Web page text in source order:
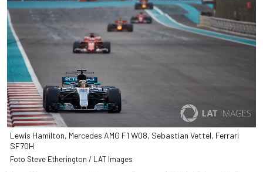
Lewis Hamilton, Mercedes AMG F1 W08, Sebastian Vettel, Ferrari
SF70H
Foto Steve Etherington / LAT Images